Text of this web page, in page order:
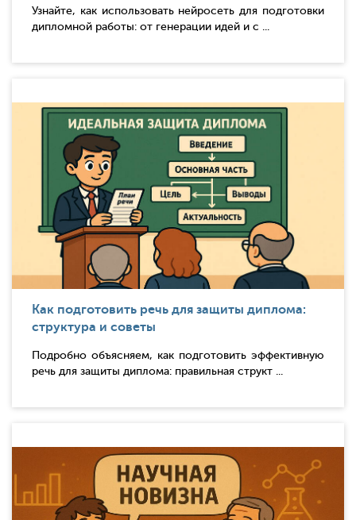
Узнайте, как использовать нейросеть для подготовки
дипломной работы: от генерации идей и с ...
Как подготовить речь для защиты диплома:
структура и советы
Подробно объясняем, как подготовить эффективную
речь для защиты диплома: правильная структ ...